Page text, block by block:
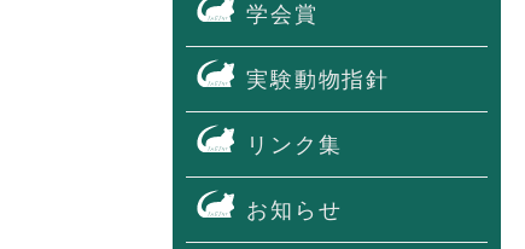
学会賞
実験動物指針
リンク集
お知らせ